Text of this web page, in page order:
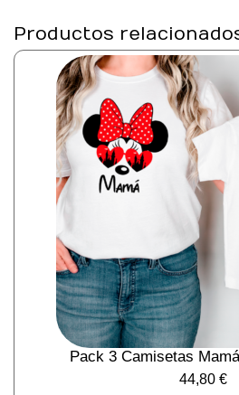
Productos
Pack 3 Camisetas
44,80 €